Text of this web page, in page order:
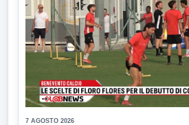
7 AGOSTO 2026